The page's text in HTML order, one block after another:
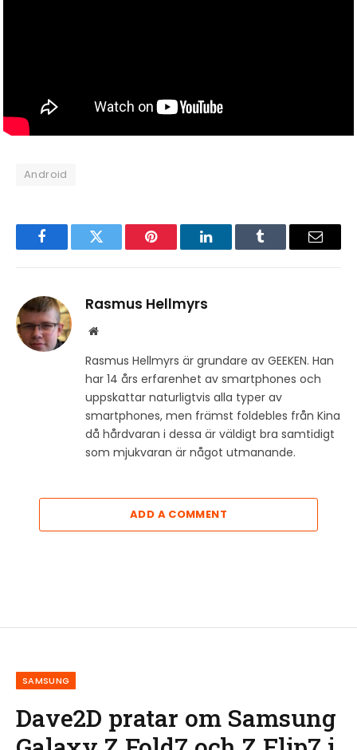
Android
FacebookTwitter Pinterest LinkedInTumblr Email
Rasmus Hellmyrs
Website
Rasmus Hellmyrs är grundare av GEEKEN. Han
har 14 års erfarenhet av smartphones och
uppskattar naturligtvis alla typer av
smartphones, men främst foldebles från Kina
då hårdvaran i dessa är väldigt bra samtidigt
som mjukvaran är något utmanande.
ADD A COMMENT
SAMSUNG
Dave2D pratar om Samsung